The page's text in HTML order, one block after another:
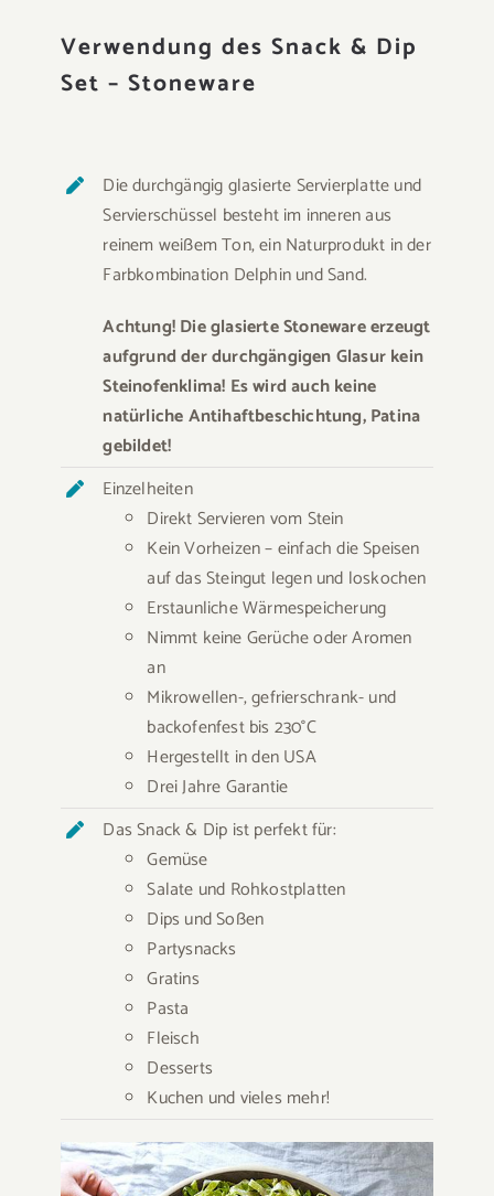
Verwendung des Snack & Dip
Set – Stoneware
Die durchgängig glasierte Servierplatte und
Servierschüssel besteht im inneren aus
reinem weißem Ton, ein Naturprodukt in der
Farbkombination Delphin und Sand.
Achtung! Die glasierte Stoneware erzeugt
aufgrund der durchgängigen Glasur kein
Steinofenklima! Es wird auch keine
natürliche Antihaftbeschichtung, Patina
gebildet!
Einzelheiten
Direkt Servieren vom Stein
Kein Vorheizen – einfach die Speisen
auf das Steingut legen und loskochen
Erstaunliche Wärmespeicherung
Nimmt keine Gerüche oder Aromen
an
Mikrowellen-, gefrierschrank- und
backofenfest bis 230°C
Hergestellt in den USA
Drei Jahre Garantie
Das Snack & Dip ist perfekt für:
Gemüse
Salate und Rohkostplatten
Dips und Soßen
Partysnacks
Gratins
Pasta
Fleisch
Desserts
Kuchen und vieles mehr!